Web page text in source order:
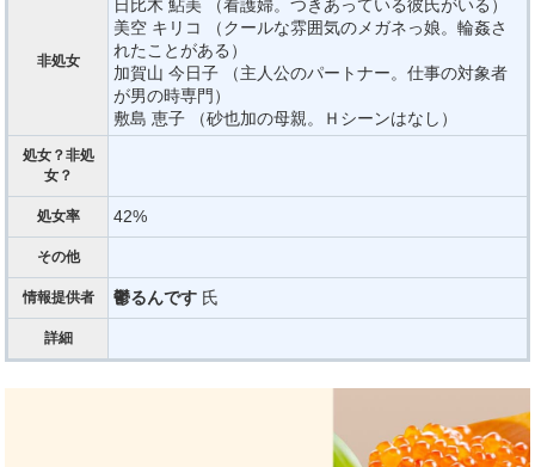
非処女
日比木 鮎美 （看護婦。つきあっている彼氏がいる）
美空 キリコ （クールな雰囲気のメガネっ娘。輪姦さ
れたことがある）
加賀山 今日子 （主人公のパートナー。仕事の対象者
が男の時専門）
敷島 恵子 （砂也加の母親。Ｈシーンはなし）
処女？非処
女？
処女率 42%
その他
情報提供者 鬱るんです 氏
詳細